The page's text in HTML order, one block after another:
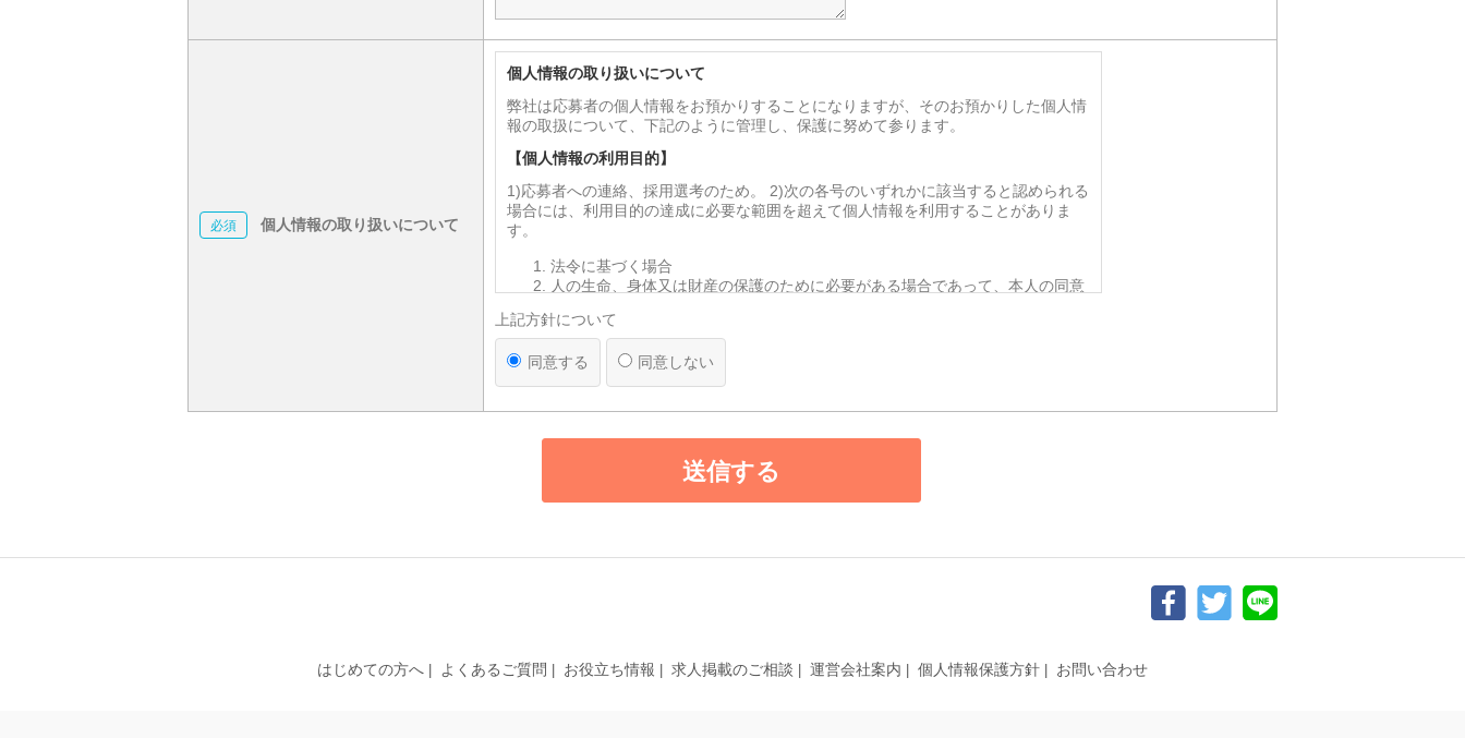
個人情報の取り扱いについて
個人情報の取り扱いについて
弊社は応募者の個人情報をお預かりすることになりますが、そのお預かりした個人情
報の取扱について、下記のように管理し、保護に努めて参ります。
【個人情報の利用目的】
1)応募者への連絡、採用選考のため。 2)次の各号のいずれかに該当すると認められる
場合には、利用目的の達成に必要な範囲を超えて個人情報を利用することがありま
す。
法令に基づく場合
人の生命、身体又は財産の保護のために必要がある場合であって、本人の同意
公衆衛生の向上又は児童の健全な育成の推進のために特に必要がある場合であ
って、本人の同意を得ることが困難であるとき
国の機関若しくは地方公共団体又はその委託を受けた者が法令の定める事務を
遂行することに対して協力する必要がある場合であって、本人の同意を得るこ
【第三者への提供】
弊社は法律で定められている場合を除いて、応募者の個人情報を当該応募者の同意を
得ず第三者に提供・委託することはありません。ただし、官公庁等から法的な手続き
により個人情報について開示が求められた場合は、関係法令に反しない範囲におい
【提供の任意性】
【個人情報の開示等について】
上記方針について
同意する 同意しない
送信する
はじめての方へ よくあるご質問 お役立ち情報 求人掲載のご相談 運営会社案内 個人情報保護方針 お問い合わせ